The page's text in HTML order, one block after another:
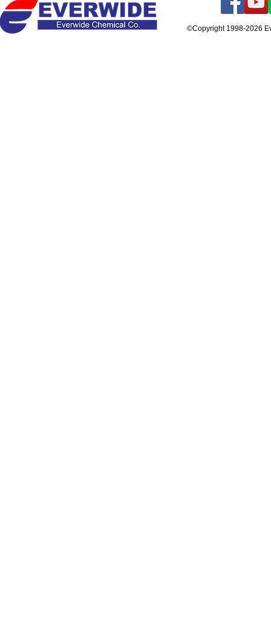
©Copyright 1998-2026